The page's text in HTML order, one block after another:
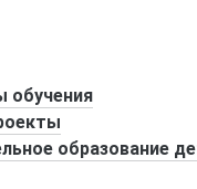
обучения
образование